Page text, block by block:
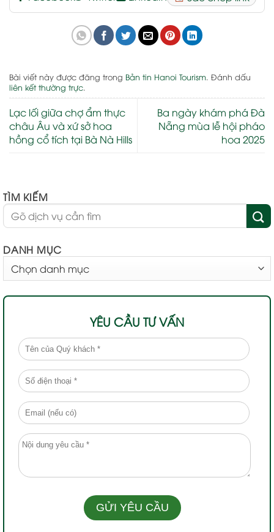
Bài viết này được đăng trong Bản tin Hanoi Tourism. Đánh dấu
liên kết thường trực.
Lạc lối giữa chợ ẩm thực
châu Âu và xứ sở hoa
hồng cổ tích tại Bà Nà Hills
Ba ngày khám phá Đà
Nẵng mùa lễ hội pháo
hoa 2025
TÌM KIẾM
DANH MỤC
MỤC
YÊU CẦU TƯ VẤN